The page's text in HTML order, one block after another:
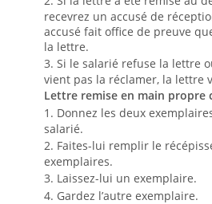
recevrez un accusé de
accusé fait office de preuve
la lettre.
Si le salarié refuse la lettre
vient pas la réclamer, la lettre
Lettre remise en main propre
Donnez les deux
salarié.
Faites-lui remplir le
exemplaires.
Laissez-lui un exemplaire.
Gardez l’autre exemplaire.